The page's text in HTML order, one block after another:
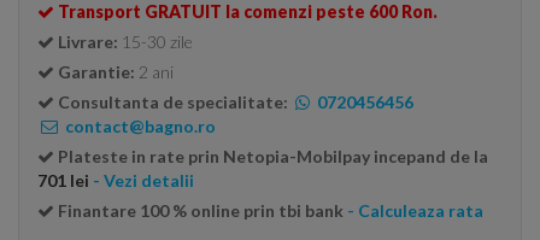
Transport GRATUIT la comenzi peste 600 Ron.
Livrare: 15-30 zile
Garantie: 2 ani
Consultanta de specialitate:
0720456456
contact@bagno.ro
Plateste in rate prin Netopia-Mobilpay incepand de la
701 lei - Vezi detalii
Finantare 100 % online prin tbi bank - Calculeaza rata